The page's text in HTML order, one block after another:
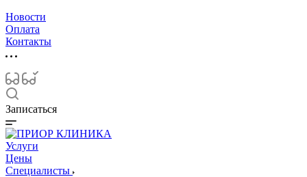
Новости
Оплата
Контакты
Записаться
Услуги
Цены
Специалисты